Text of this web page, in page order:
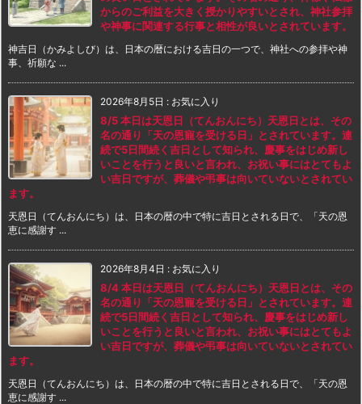
からのご利益を大きく授かりやすいとされ、神社参拝
や神事に関連する行事と相性が良いとされています。
神吉日（かみよしび）は、日本の暦における吉日の一つで、神社への参拝や神
事、祈願な ...
2026年8月5日 : お気に入り
8/5 本日は天恩日（てんおんにち）天恩日とは、その
名の通り「天の恩寵を受ける日」とされています。連
続で5日間続く吉日として知られ、慶事をはじめ新し
いことを行うと良いと言われ、お祝い事にはとてもよ
い吉日ですが、葬儀や弔事は向いていないとされてい
ます。
天恩日（てんおんにち）は、日本の暦の中で特に吉日とされる日で、「天の恩
恵に感謝す ...
2026年8月4日 : お気に入り
8/4 本日は天恩日（てんおんにち）天恩日とは、その
名の通り「天の恩寵を受ける日」とされています。連
続で5日間続く吉日として知られ、慶事をはじめ新し
いことを行うと良いと言われ、お祝い事にはとてもよ
い吉日ですが、葬儀や弔事は向いていないとされてい
ます。
天恩日（てんおんにち）は、日本の暦の中で特に吉日とされる日で、「天の恩
恵に感謝す ...